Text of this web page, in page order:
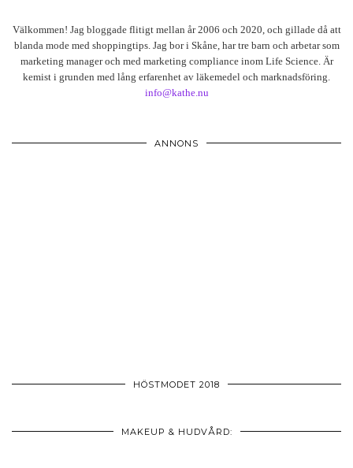
Välkommen! Jag bloggade flitigt mellan år 2006 och 2020, och gillade då att
blanda mode med shoppingtips. Jag bor i Skåne, har tre barn och arbetar som
marketing manager och med marketing compliance inom Life Science. Är
kemist i grunden med lång erfarenhet av läkemedel och marknadsföring.
info@kathe.nu
ANNONS
HÖSTMODET 2018
MAKEUP & HUDVÅRD: